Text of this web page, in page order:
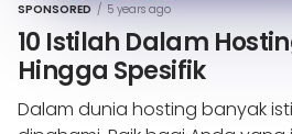
SPONSORED / 5 years ago
10 Istilah Dalam
Hingga Spesifik
Dalam dunia hosting banyak